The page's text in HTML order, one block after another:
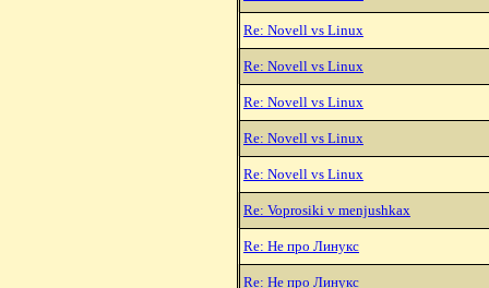
Re: Novell vs Linux
Re: Novell vs Linux
Re: Novell vs Linux
Re: Novell vs Linux
Re: Novell vs Linux
Re: Voprosiki v menjushkax
Re: Hе про Линукс
Re: Hе про Линукс